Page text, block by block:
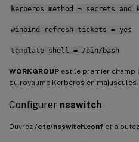
kerberos method = secrets and
winbind refresh tickets = yes
template shell = /bin/bash
WORKGROUP est le premier champ
du royaume Kerberos en majuscules.
Configurer nsswitch
Ouvrez /etc/nsswitch.conf et ajoutez